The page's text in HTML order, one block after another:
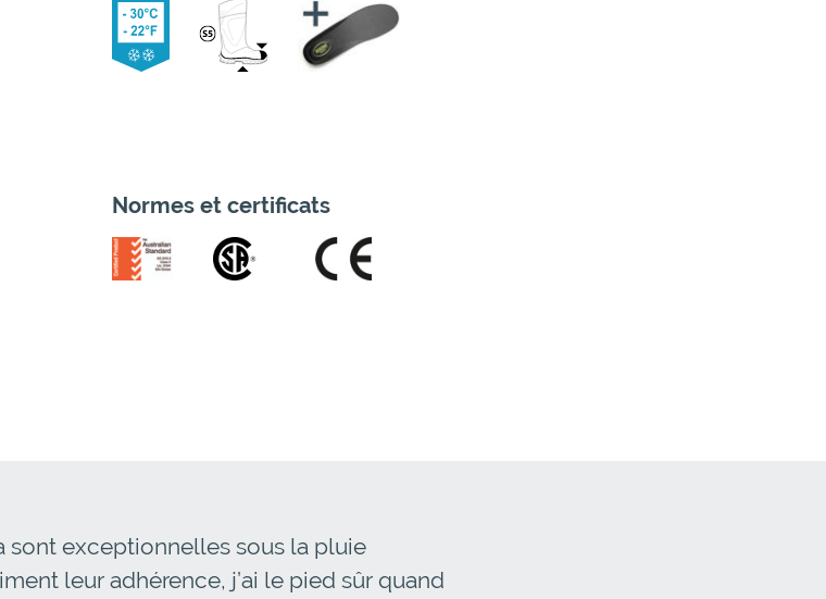
Normes et certificats
sont exceptionnelles sous la pluie
leur adhérence, j’ai le pied sûr quand